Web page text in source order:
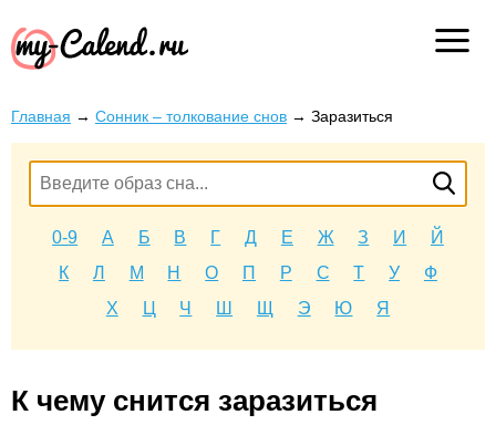
Главная → Сонник – толкование снов → Заразиться
0-9 А Б В Г Д Е Ж З И
Й
К
Л М Н О П Р С Т У
Ф
Х
Ц Ч Ш Щ Э Ю Я
К чему снится заразиться